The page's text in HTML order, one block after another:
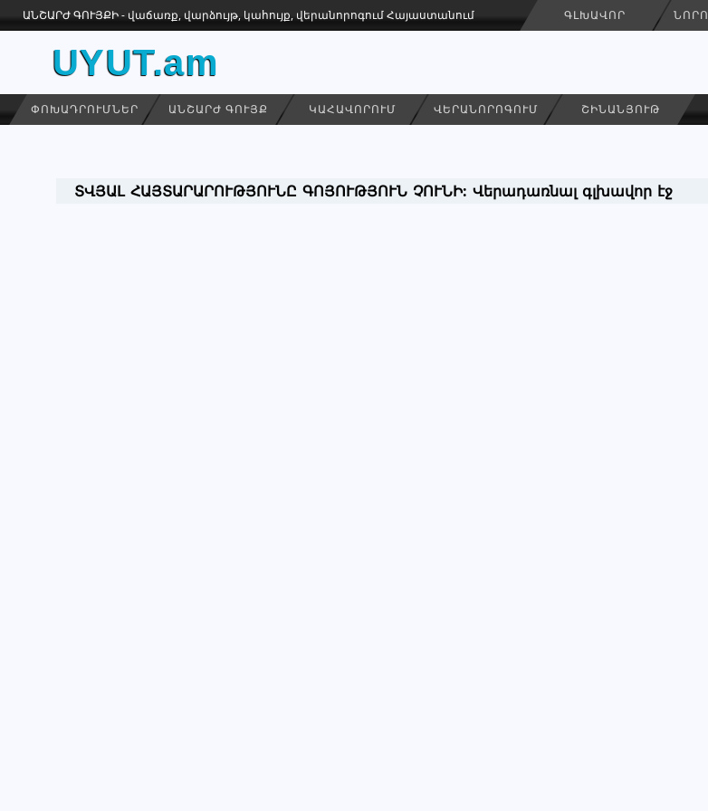
ԱՆՇԱՐԺ ԳՈՒՅՔԻ - վաճառք, վարձույթ, կահույք, վերանորոգում Հայաստանում ԳԼԽԱՎՈՐ
UYUT.am
ՓՈԽԱԴՐՈՒՄՆԵՐ ԱՆՇԱՐԺ ԳՈՒՅՔ ԿԱՀԱՎՈՐՈՒՄ ՎԵՐԱՆՈՐՈԳՈՒՄ ՇԻՆԱՆՅՈՒԹ
ՏՎՅԱԼ ՀԱՅՏԱՐԱՐՈՒԹՅՈՒՆԸ ԳՈՅՈՒԹՅՈՒՆ ՉՈՒՆԻ: Վերադառնալ գլխավոր էջ